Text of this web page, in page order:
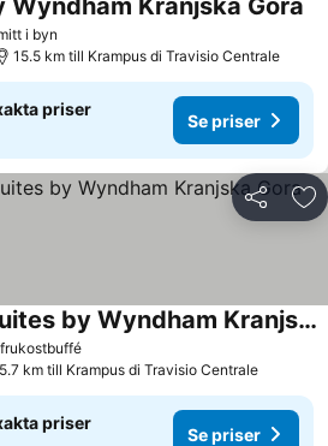
i byn
Wyndham Kranjska Gora
15.5 km till Krampus di Travisio Centrale
priser
Se priser
Dela
Se priser
Ramada Hotel & Suites by Wyndham Kranjska Gora
km till Krampus di Travisio Centrale
priser
Se priser